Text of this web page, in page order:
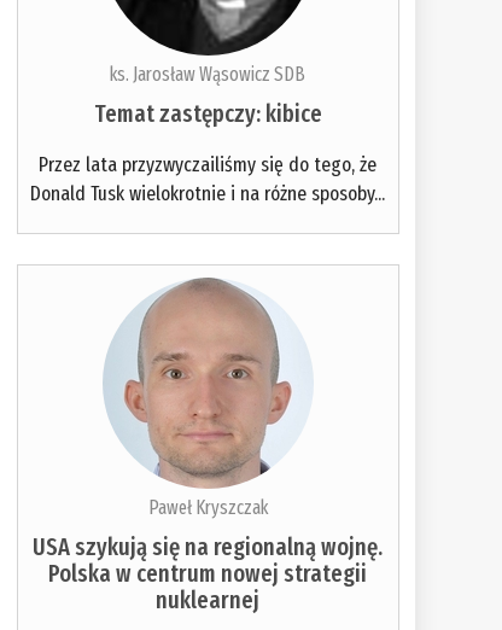
ks. Jarosław Wąsowicz SDB
Temat zastępczy: kibice
Przez lata przyzwyczailiśmy się do tego, że
Donald Tusk wielokrotnie i na różne sposoby...
Paweł Kryszczak
USA szykują się na regionalną wojnę.
Polska w centrum nowej strategii
nuklearnej